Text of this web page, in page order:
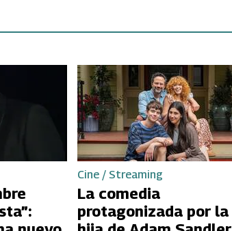
Cine / Streaming
La comedia
protagonizada por la